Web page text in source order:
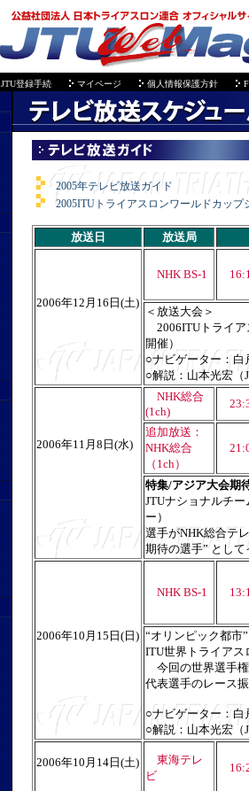
JTU登録手続 マイページ 個人情報保護方針
2005年テレビ放送ガイド
2005ITUトライアスロンワールドカップ
放送日 放送局
2006年12月16日(土)
NHK BS-1
＜放送大会＞
2006ITUトライア
開催）
○ナビゲーター：白
○解説：山本光宏
2006年11月8日(水)
NHK総合
(1ch)
追加放送：
NHK総合
（1ch）
特集/アジア大会期
JTUナショナルチ
ー）
選手がNHK総合テ
期待の選手” とし
2006年10月15日(日)
NHK BS-1
“オリンピック都市
ITU世界トライアス
今回の世界選手
代表選手のレース
○ナビゲーター：白
○解説：山本光宏
2006年10月14日(土)
東海テレ
ビ